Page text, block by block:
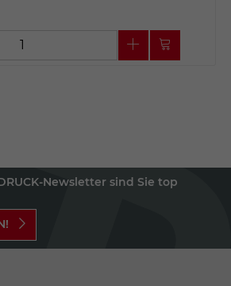
Newsletter sind Sie top